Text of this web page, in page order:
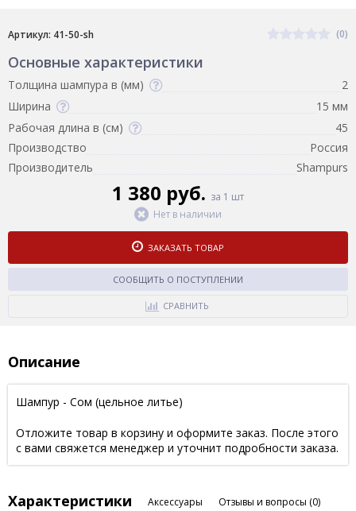
Артикул: 41-50-sh (0)
Основные характеристики
Толщина шампура в (мм)
2
Ширина
15 мм
Рабочая длина в (см)
45
Производство
Россия
Производитель
Shampurs
1 380 руб. за 1 шт
Нет в наличии
ЗАКАЗАТЬ ТОВАР
СООБЩИТЬ О ПОСТУПЛЕНИИ
СРАВНИТЬ
Описание
Шампур - Сом (цельное литье)
Отложите товар в корзину и оформите заказ. После этого
с вами свяжется менеджер и уточнит подробности заказа.
Характеристики Аксессуары Отзывы и вопросы (0)